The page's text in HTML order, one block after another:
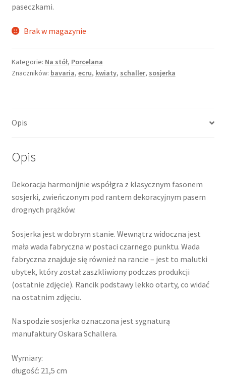
paseczkami.
Brak w magazynie
Kategorie: Na stół, Porcelana
Znaczników: bavaria, ecru, kwiaty, schaller, sosjerka
Opis
Opis
Dekoracja harmonijnie współgra z klasycznym fasonem
sosjerki, zwieńczonym pod rantem dekoracyjnym pasem
drognych prążków.
Sosjerka jest w dobrym stanie. Wewnątrz widoczna jest
mała wada fabryczna w postaci czarnego punktu. Wada
fabryczna znajduje się również na rancie – jest to malutki
ubytek, który został zaszkliwiony podczas produkcji
(ostatnie zdjęcie). Rancik podstawy lekko otarty, co widać
na ostatnim zdjęciu.
Na spodzie sosjerka oznaczona jest sygnaturą
manufaktury Oskara Schallera.
Wymiary:
długość: 21,5 cm